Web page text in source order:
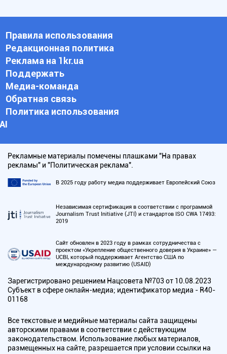
Правила использования
Редакционная политика
Реклама на 1kr.ua
Поддержать
Медиа-команда
Обратная связь
Политика использования
АI
Рекламные материалы помечены плашками "На правах
рекламы" и "Политическая реклама".
В 2025 году работу медиа поддерживает Европейский Союз
Независимая сертификация в соответствии с программой
Journalism Trust Initiative (JTI) и стандартов ISO CWA 17493:
2019
Сайт обновлен в 2023 году в рамках сотрудничества с
проектом «Укрепление общественного доверия в Украине» —
UCBI, который поддерживает Агентство США по
международному развитию (USAID)
Зарегистрировано решением Нацсовета №703 от 10.08.2023
Субъект в сфере онлайн-медиа; идентификатор медиа - R40-
01168
Все текстовые и медийные материалы сайта защищены
авторскими правами в соответствии с действующим
законодательством. Использование любых материалов,
размещенных на сайте, разрешается при условии ссылки на